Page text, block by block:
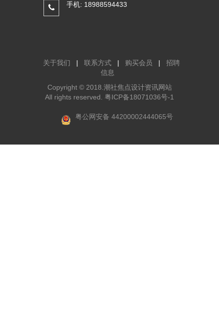
手机: 18988594433
关于我们 | 联系方式 | 购买会员 |
招聘
信息
Copyright © 2018.潮社焦点设计资讯网站
All rights reserved. 粤ICP备18071036号-1
粤公网安备 44200002444065号